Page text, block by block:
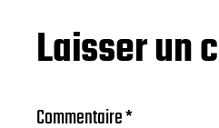
Laisser un
Commentaire*